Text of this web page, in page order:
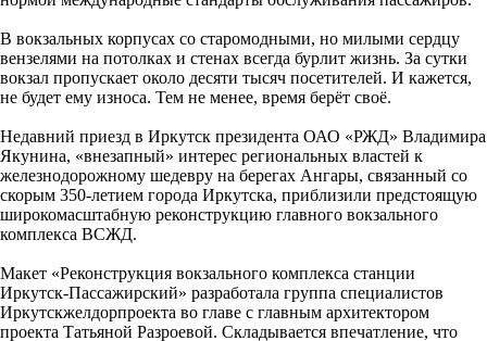
В вокзальных корпусах со старомодными, но милыми сердцу
вензелями на потолках и стенах всегда бурлит жизнь. За сутки
вокзал пропускает около десяти тысяч посетителей. И кажется,
не будет ему износа. Тем не менее, время берёт своё.
Недавний приезд в Иркутск президента ОАО «РЖД» Владимира
Якунина, «внезапный» интерес региональных властей к
железнодорожному шедевру на берегах Ангары, связанный со
скорым 350-летием города Иркутска, приблизили предстоящую
широкомасштабную реконструкцию главного вокзального
комплекса ВСЖД.
Макет «Реконструкция вокзального комплекса станции
Иркутск-Пассажирский» разработала группа специалистов
Иркутскжелдорпроекта во главе с главным архитектором
проекта Татьяной Разроевой. Складывается впечатление, что